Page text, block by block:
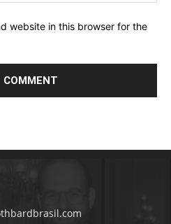
website in this browser for the